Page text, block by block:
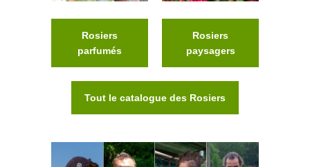
Rosiers
parfumés
Rosiers
paysagers
Tout le catalogue des Rosiers